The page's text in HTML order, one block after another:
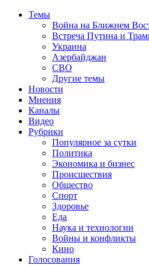
Темы
Война на Ближнем
Встреча Путина и
Украина
Азербайджан
СВО
Другие темы
Новости
Мнения
Каналы
Видео
Рубрики
Популярное за сутки
Политика
Экономика и бизнес
Происшествия
Общество
Спорт
Здоровье
Еда
Наука и технологии
Войны и конфликты
Кино
Голосования